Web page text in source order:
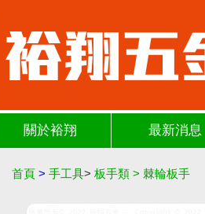
關於裕翔 最新消息
首頁 > 手工具> 板手類 > 棘輪板手